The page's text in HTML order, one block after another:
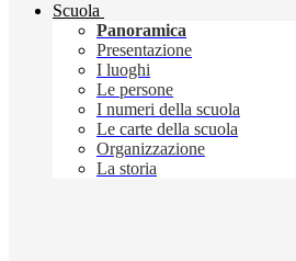
Scuola
Panoramica
Presentazione
I luoghi
Le persone
I numeri della scuola
Le carte della scuola
Organizzazione
La storia